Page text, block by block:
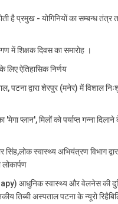
है प्रमुख - योगिनियों का सम्बन्ध तंत्र
में शिक्षक दिवस का समारोह ।
लिए ऐतिहासिक निर्णय
पटना द्वारा शेरपुर (मनेर) में विशाल
'मेगा प्लान', मिलों को पर्याप्त गन्ना
सिंह,लोक स्वास्थ्य अभियंत्रण विभाग
आधुनिक स्वास्थ्य और वेलनेस की
तिब्बी अस्पताल पटना के न्यूरो